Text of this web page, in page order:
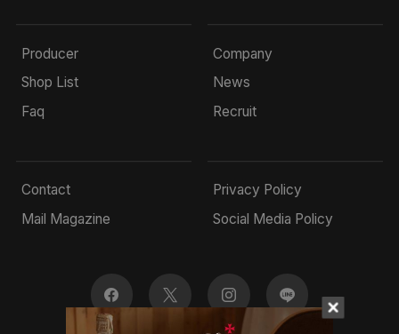
Producer
Shop List
Faq
Company
News
Recruit
Contact
Mail Magazine
Privacy Policy
Social Media Policy